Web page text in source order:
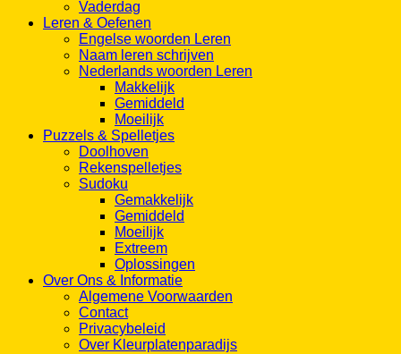
Vaderdag
Leren & Oefenen
Engelse woorden Leren
Naam leren schrijven
Nederlands woorden Leren
Makkelijk
Gemiddeld
Moeilijk
Puzzels & Spelletjes
Doolhoven
Rekenspelletjes
Sudoku
Gemakkelijk
Gemiddeld
Moeilijk
Extreem
Oplossingen
Over Ons & Informatie
Algemene Voorwaarden
Contact
Privacybeleid
Over Kleurplatenparadijs